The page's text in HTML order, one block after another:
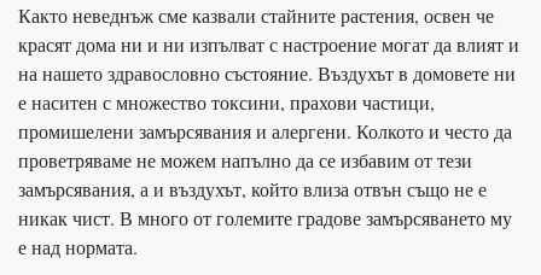
Както неведнъж сме казвали стайните растения, освен че
красят дома ни и ни изпълват с настроение могат да влият и
на нашето здравословно състояние. Въздухът в домовете ни
е наситен с множество токсини, прахови частици,
промишелени замърсявания и алергени. Колкото и често да
проветряваме не можем напълно да се избавим от тези
замърсявания, а и въздухът, който влиза отвън също не е
никак чист. В много от големите градове замърсяването му
е над нормата.